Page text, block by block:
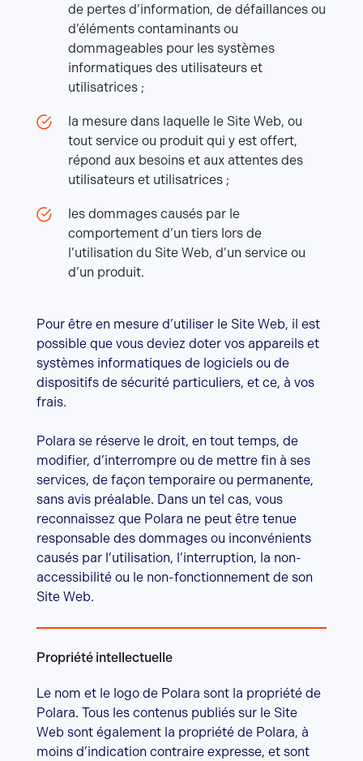
de pertes d’information, de défaillances ou
d’éléments contaminants ou
dommageables pour les systèmes
informatiques des utilisateurs et
utilisatrices ;
la mesure dans laquelle le Site Web, ou
tout service ou produit qui y est offert,
répond aux besoins et aux attentes des
utilisateurs et utilisatrices ;
les dommages causés par le
comportement d’un tiers lors de
l’utilisation du Site Web, d’un service ou
d’un produit.
Pour être en mesure d’utiliser le Site Web, il est
possible que vous deviez doter vos appareils et
systèmes informatiques de logiciels ou de
dispositifs de sécurité particuliers, et ce, à vos
frais.
Polara se réserve le droit, en tout temps, de
modifier, d’interrompre ou de mettre fin à ses
services, de façon temporaire ou permanente,
sans avis préalable. Dans un tel cas, vous
reconnaissez que Polara ne peut être tenue
responsable des dommages ou inconvénients
causés par l’utilisation, l’interruption, la non-
accessibilité ou le non-fonctionnement de son
Site Web.
Propriété intellectuelle
Le nom et le logo de Polara sont la propriété de
Polara. Tous les contenus publiés sur le Site
Web sont également la propriété de Polara, à
moins d’indication contraire expresse, et sont